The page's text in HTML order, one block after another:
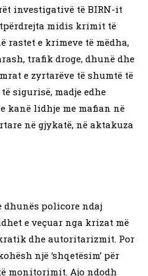
investigativë të BIRN-it
midis krimit të
rastet e krimeve të mëdha,
trafik droge, dhunë dhe
e zyrtarëve të shumtë të
sigurisë, madje edhe
kanë lidhje me mafian në
në gjykatë, në aktakuza
dhunës policore ndaj
e veçuar nga krizat më
dhe autoritarizmit. Por
një ‘shqetësim’ për
monitorimit. Ajo ndodh